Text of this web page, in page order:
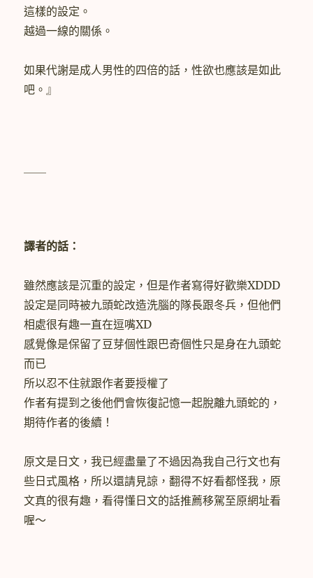
這樣的設定。
越過一線的關係。
如果代謝是成人男性的四倍的話，性欲也應該是如此
吧。』
譯者的話：
雖然應該是沉重的設定，但是作者寫得好歡樂XDDD
設定是同時被九頭蛇改造洗腦的隊長跟冬兵，但他們
相處很有趣一直在逗嘴XD
感覺像是保留了豆芽個性跟巴奇個性只是身在九頭蛇
而已
所以忍不住就跟作者要授權了
作者有提到之後他們會恢復記憶一起脫離九頭蛇的，
期待作者的後續！
原文是日文，我已經盡量了不過因為我自己行文也有
些日式風格，所以還請見諒，翻得不好看都怪我，原
文真的很有趣，看得懂日文的話推薦移駕至原網址看
喔～